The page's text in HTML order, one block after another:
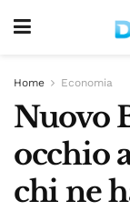
Home Economia
Nuovo
occhio
chi ne